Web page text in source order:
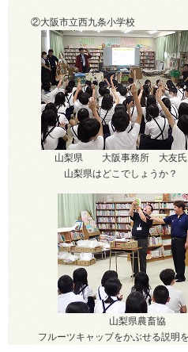
②大阪市立西九条小学校
山梨県 大阪事務所 大友氏
山梨県はどこでしょうか？
山梨県農畜協
フルーツキャップをかぶせる説明